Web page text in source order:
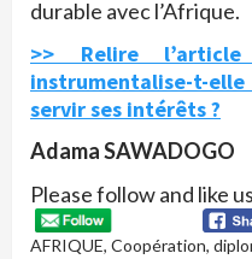
durable avec l’Afrique.
>> Relire
instrumentalise-t-
servir ses intérêts ?
Adama SAWADOGO
Please follow and like
AFRIQUE, Coopération,